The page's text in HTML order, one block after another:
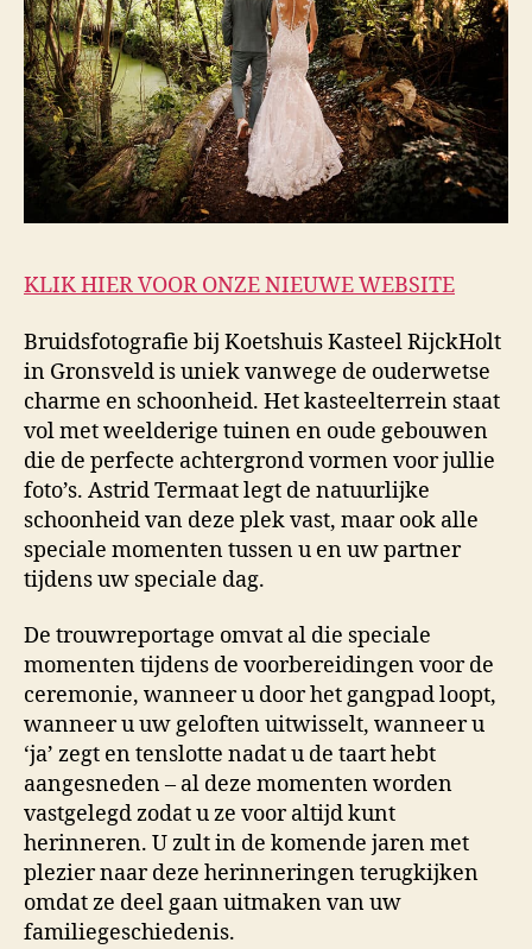
KLIK HIER VOOR ONZE NIEUWE WEBSITE
Bruidsfotografie bij Koetshuis Kasteel RijckHolt
in Gronsveld is uniek vanwege de ouderwetse
charme en schoonheid. Het kasteelterrein staat
vol met weelderige tuinen en oude gebouwen
die de perfecte achtergrond vormen voor jullie
foto’s. Astrid Termaat legt de natuurlijke
schoonheid van deze plek vast, maar ook alle
speciale momenten tussen u en uw partner
tijdens uw speciale dag.
De trouwreportage omvat al die speciale
momenten tijdens de voorbereidingen voor de
ceremonie, wanneer u door het gangpad loopt,
wanneer u uw geloften uitwisselt, wanneer u
‘ja’ zegt en tenslotte nadat u de taart hebt
aangesneden – al deze momenten worden
vastgelegd zodat u ze voor altijd kunt
herinneren. U zult in de komende jaren met
plezier naar deze herinneringen terugkijken
omdat ze deel gaan uitmaken van uw
familiegeschiedenis.